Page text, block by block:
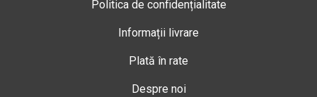
Politica de confidențialitate
Informații livrare
Plată în rate
Despre noi